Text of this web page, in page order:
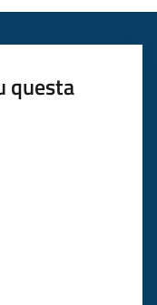
questa